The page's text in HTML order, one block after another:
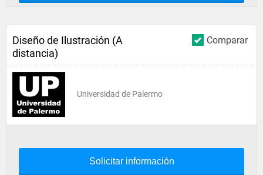
Comparar
Diseño de Ilustración (A
distancia)
Universidad de Palermo
Solicitar información